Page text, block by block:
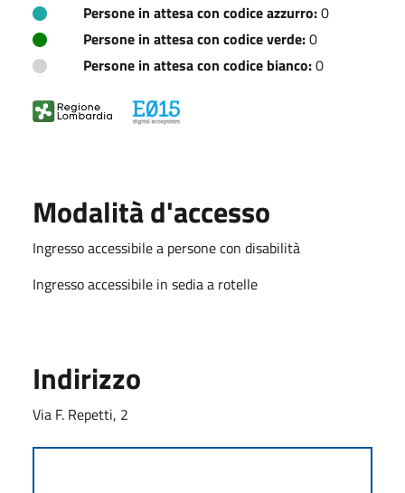
Persone in attesa con codice azzurro:0
Persone in attesa con codice verde:0
Persone in attesa con codice bianco:0
Modalità d'accesso
Ingresso accessibile a persone con disabilità
Ingresso accessibile in sedia a rotelle
Indirizzo
Via F. Repetti, 2